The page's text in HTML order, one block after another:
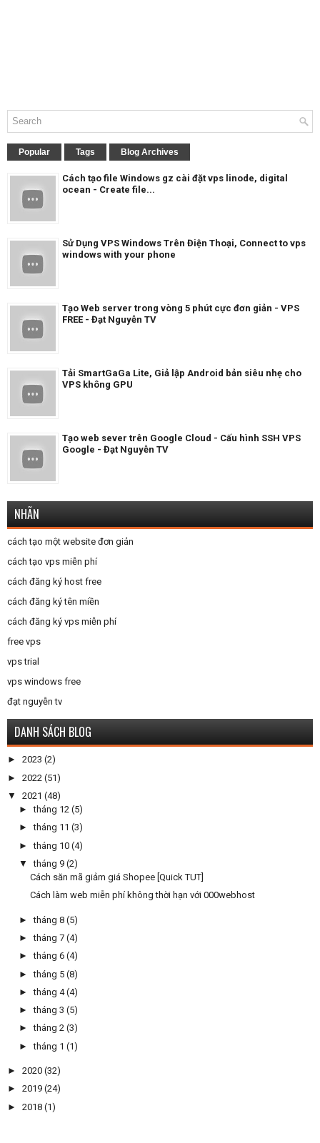
Popular Tags Blog Archives
Cách tạo file Windows gz cài đặt vps linode, digital
ocean - Create file...
Sử Dụng VPS Windows Trên Điện Thoại, Connect to vps
windows with your phone
Tạo Web server trong vòng 5 phút cực đơn giản - VPS
FREE - Đạt Nguyễn TV
Tải SmartGaGa Lite, Giả lập Android bản siêu nhẹ cho
VPS không GPU
Tạo web sever trên Google Cloud - Cấu hình SSH VPS
Google - Đạt Nguyễn TV
NHÃN
cách tạo một website đơn giản
cách tạo vps miễn phí
cách đăng ký host free
cách đăng ký tên miền
cách đăng ký vps miễn phí
free vps
vps trial
vps windows free
đạt nguyễn tv
DANH SÁCH BLOG
► 2023 (2)
► 2022 (51)
▼
2021 (48)
►tháng 12 (5)
►tháng 11 (3)
►tháng 10 (4)
▼
tháng 9 (2)
Cách săn mã giảm giá Shopee [Quick TUT]
Cách làm web miễn phí không thời hạn với 000webhost
►tháng 8 (5)
►tháng 7 (4)
►tháng 6 (4)
►tháng 5 (8)
►tháng 4 (4)
►tháng 3 (5)
►tháng 2 (3)
►tháng 1 (1)
► 2020 (32)
► 2019 (24)
► 2018 (1)